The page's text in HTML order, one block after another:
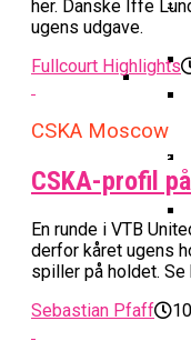
her. Danske Iffe
ugens udgave.
Fullcourt Highlights
CSKA Moscow
CSKA-profil
En runde i VTB
derfor kåret ugens
spiller på holdet. Se
Sebastian Pfaff